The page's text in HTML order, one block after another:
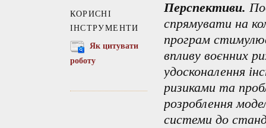
КОРИСНІ
ІНСТРУМЕНТИ
Як цитувати
роботу
Перспективи.
спрямувати на
програм
впливу воєнних
удосконалення
ризиками та
розроблення
системи до